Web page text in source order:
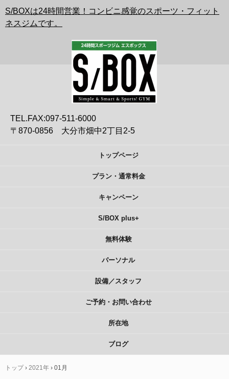
S/BOXは24時間営業！コンビニ感覚のスポーツ・フィット
ネスジムです。
TEL.FAX:097-511-6000
〒870-0856 大分市畑中2丁目2-5
トップページ
プラン・通常料金
キャンペーン
S/BOX plus+
無料体験
パーソナル
設備／スタッフ
ご予約・お問い合わせ
所在地
ブログ
トップ › 2021年 › 01月